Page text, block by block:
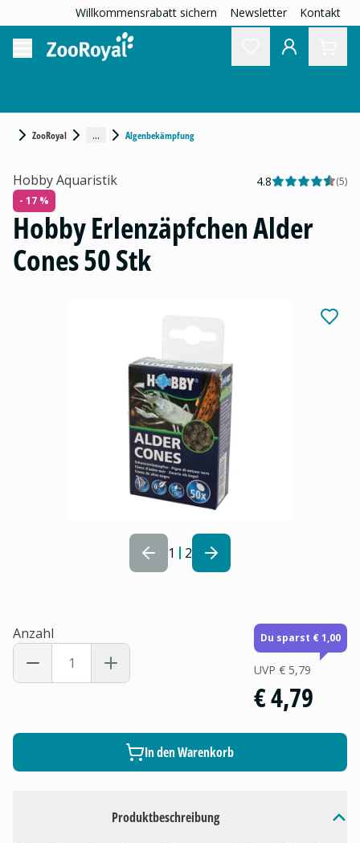
Willkommensrabatt sichern Newsletter Kontakt
ZooRoyal ... Algenbekämpfung
1 2
Produktbeschreibung
Hobby Aquaristik 4.8 (5)
- 17 %
Hobby Erlenzäpfchen Alder
Cones 50 Stk
Anzahl Du sparst € 1,00
UVP € 5,79
€ 4,79
In den Warenkorb